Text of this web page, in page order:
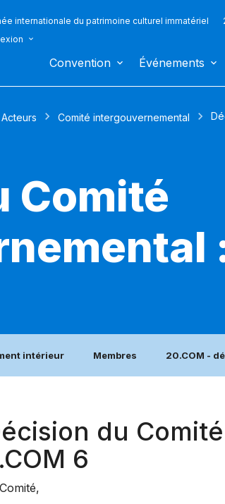
internationale du patrimoine culturel immatériel
Convention Événements
Acteurs Comité intergouvernemental
Comité
intérieur Membres 20.COM -
du
6